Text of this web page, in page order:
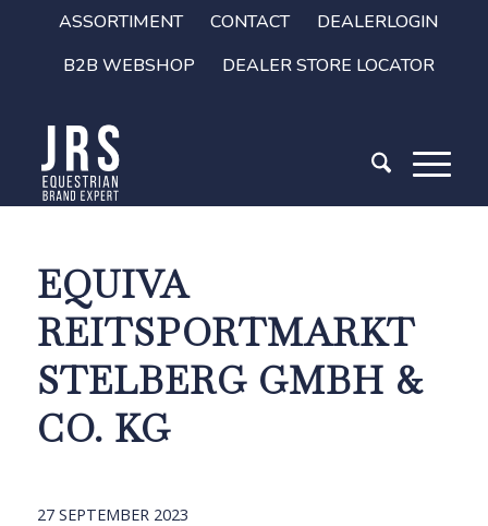
ASSORTIMENT CONTACT
DEALERLOGIN
B2B WEBSHOP
DEALER STORE LOCATOR
EQUIVA
REITSPORTMARKT
STELBERG GMBH &
CO. KG
27 SEPTEMBER 2023